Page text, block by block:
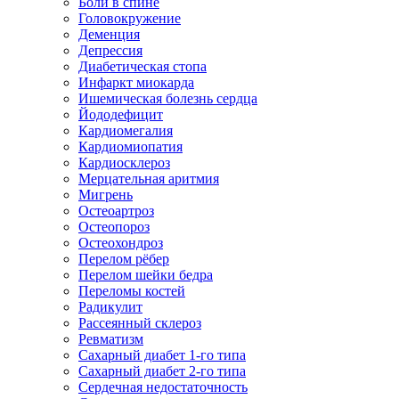
Головокружение
Деменция
Депрессия
Диабетическая стопа
Инфаркт миокарда
Ишемическая болезнь сердца
Йододефицит
Кардиомегалия
Кардиомиопатия
Кардиосклероз
Мерцательная аритмия
Мигрень
Остеоартроз
Остеопороз
Остеохондроз
Перелом рёбер
Перелом шейки бедра
Переломы костей
Радикулит
Рассеянный склероз
Ревматизм
Сахарный диабет 1-го типа
Сахарный диабет 2-го типа
Сердечная недостаточность